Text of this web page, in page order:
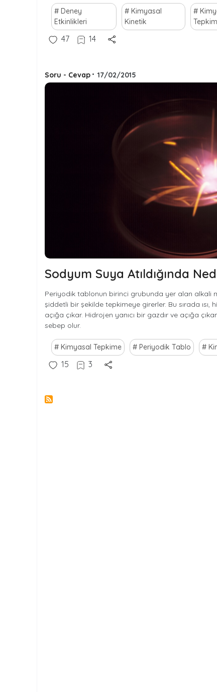
Deney
Etkinlikleri
Kimyasal
Kinetik
47 14
Soru - Cevap • 17/02/2015
Sodyum Suya Atıldığında
Periyodik tablonun birinci grubunda yer alan alkali
şiddetli bir şekilde tepkimeye girerler. Bu sırada
açığa çıkar. Hidrojen yanıcı bir gazdır ve açığa
sebep olur.
Kimyasal Tepkime Periyodik Tablo
15 3